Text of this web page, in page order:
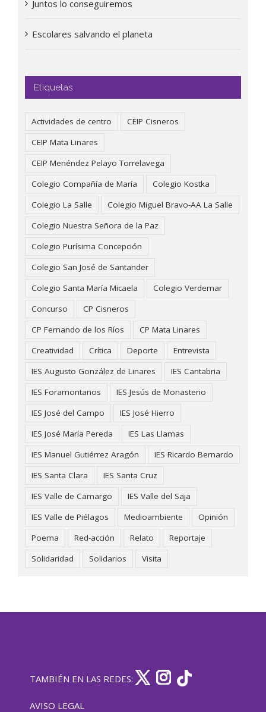
Juntos lo conseguiremos
Escolares salvando el planeta
Etiquetas
Actividades de centro
CEIP Cisneros
CEIP Mata Linares
CEIP Menéndez Pelayo Torrelavega
Colegio Compañía de María
Colegio Kostka
Colegio La Salle
Colegio Miguel Bravo-AA La Salle
Colegio Nuestra Señora de la Paz
Colegio Purísima Concepción
Colegio San José de Santander
Colegio Santa María Micaela
Colegio Verdemar
Concurso
CP Cisneros
CP Fernando de los Ríos
CP Mata Linares
Creatividad
Crítica Deporte
Entrevista
IES Augusto González de Linares
IES Cantabria
IES Foramontanos
IES Jesús de Monasterio
IES José del Campo
IES José Hierro
IES José María Pereda
IES Las Llamas
IES Manuel Gutiérrez Aragón
IES Ricardo Bernardo
IES Santa Clara
IES Santa Cruz
IES Valle de Camargo
IES Valle del Saja
IES Valle de Piélagos
Medioambiente
Opinión
Poema
Red-acción Relato
Reportaje
Solidaridad
Solidarios Visita
TAMBIÉN EN LAS REDES:
AVISO LEGAL